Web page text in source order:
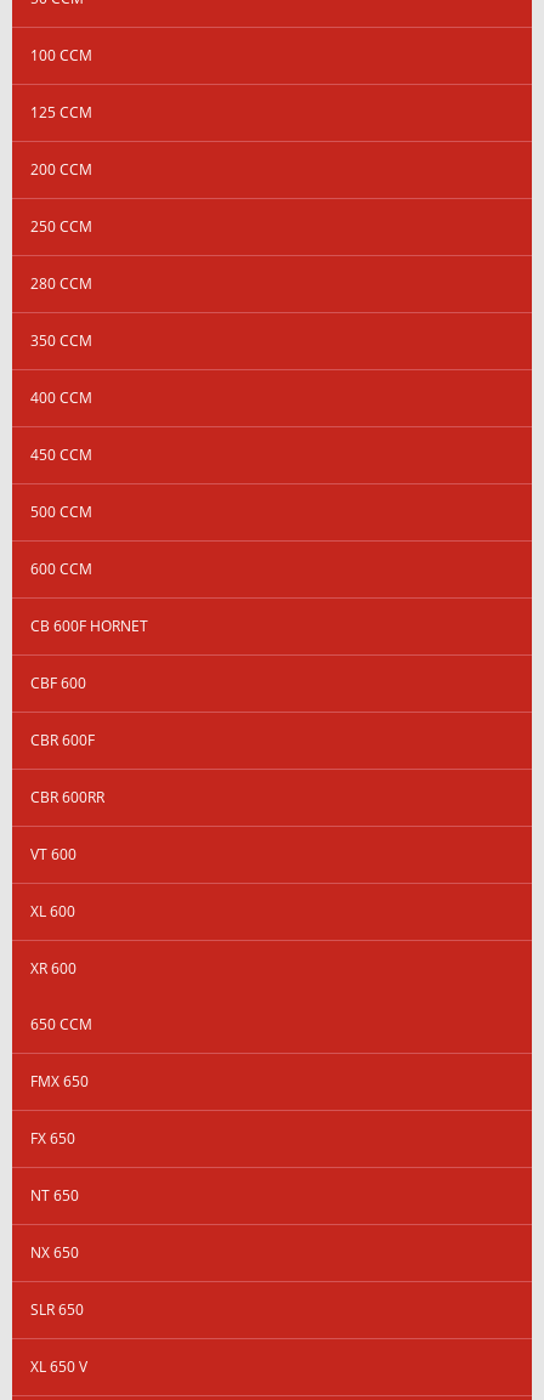
100 CCM
125 CCM
200 CCM
250 CCM
280 CCM
350 CCM
400 CCM
450 CCM
500 CCM
600 CCM
CB 600F HORNET
CBF 600
CBR 600F
CBR 600RR
VT 600
XL 600
XR 600
650 CCM
FMX 650
FX 650
NT 650
NX 650
SLR 650
XL 650 V